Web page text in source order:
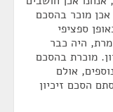
מוכר בהסכם
ספציפי
היה כבר
מוכרת בהסכם
אולם
הסכם זיכיון